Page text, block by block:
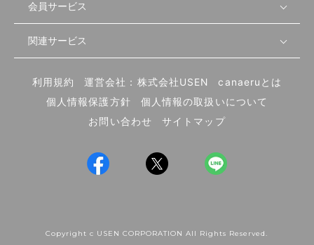
セミナー情報
セミナー動画
物件を探す
首都圏
北海道
先輩開業者の声
開業・経営に関する記事
編集ポリシー
業態別の開業方法
UIターン開業特集
店舗運営
物件
内装・設備
食材・仕入れ
会員サービス
会員登録
ログイン
関連サービス
飲食店サクセスガイド（外部サイト）
利用規約 運営会社：株式会社USEN
canaeruとは
個人情報保護方針
個人情報の取扱いについて
お問い合わせ
サイトマップ
Copyright c USEN CORPORATION All Rights Reserved.